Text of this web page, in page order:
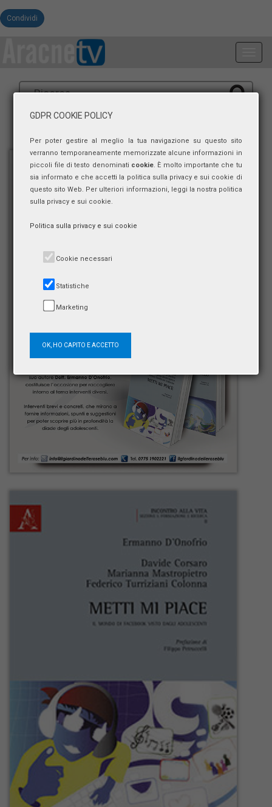
Condividi
GDPR COOKIE POLICY
Per poter gestire al meglio la tua navigazione su questo sito
verranno temporaneamente memorizzate alcune informazioni in
piccoli file di testo denominati cookie. È molto importante che tu
sia informato e che accetti la politica sulla privacy e sui cookie di
questo sito Web. Per ulteriori informazioni, leggi la nostra politica
sulla privacy e sui cookie.
Politica sulla privacy e sui cookie
Cookie necessari
Statistiche
Marketing
OK, HO CAPITO E ACCETTO